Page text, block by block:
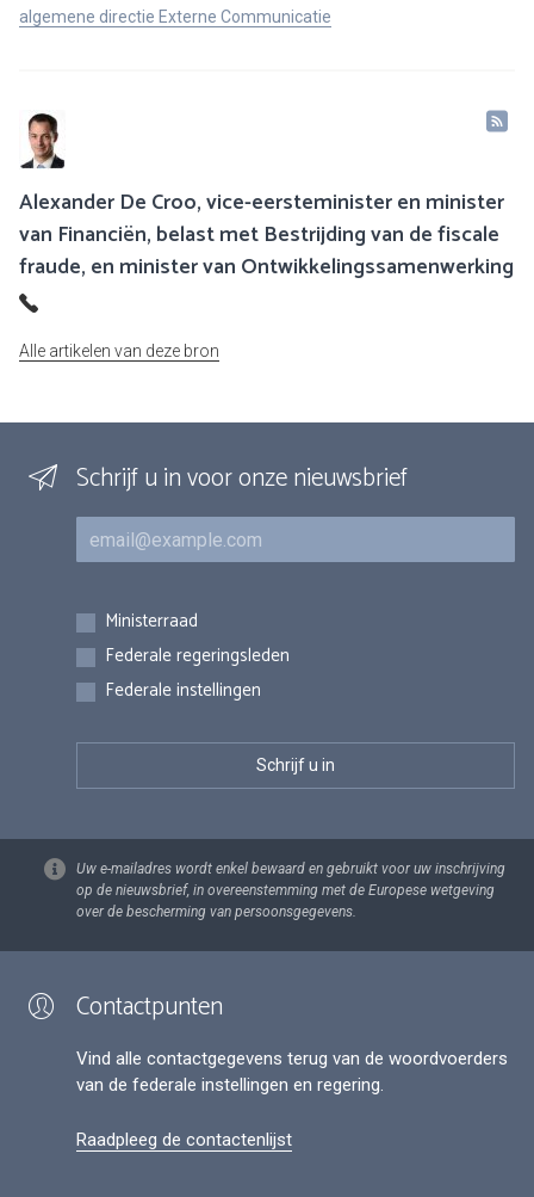
algemene directie Externe Communicatie
Alexander De Croo, vice-eersteminister en minister
van Financiën, belast met Bestrijding van de fiscale
fraude, en minister van Ontwikkelingssamenwerking
Alle artikelen van deze bron
Schrijf u in voor onze nieuwsbrief
E-mail
Inschrijvingen
Ministerraad
Federale regeringsleden
Federale instellingen
Uw e-mailadres wordt enkel bewaard en gebruikt voor uw inschrijving
op de nieuwsbrief, in overeenstemming met de Europese wetgeving
over de bescherming van persoonsgegevens.
Contactpunten
Vind alle contactgegevens terug van de woordvoerders
van de federale instellingen en regering.
Raadpleeg de contactenlijst